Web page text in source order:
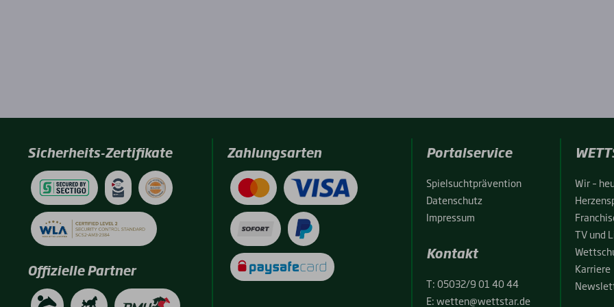
Sicherheits-Zertifikate
Offizielle Partner
Zahlungsarten Portalservice
Spiel­sucht­prä­ven­ti­on
Daten­schutz
Impres­sum
Kontakt
T:05032/9 01 40 44
E:wetten@wettstar.de
Wir –
TV und
Kar­rie­re